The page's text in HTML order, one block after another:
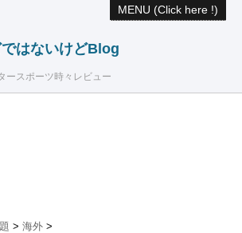
MENU (Click here !)
はないけどBlog
ースポーツ時々レビュー
> 海外 >